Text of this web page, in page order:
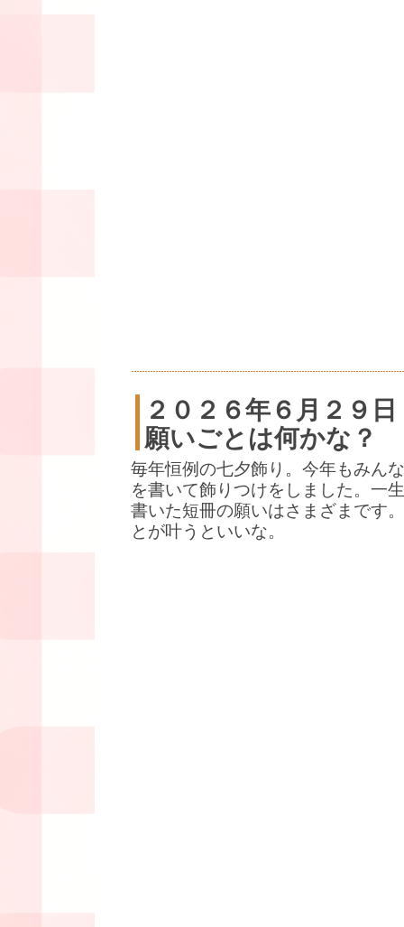
２０２６年６月２９日
願いごとは何かな？
毎年恒例の七夕飾り。今年もみん
を書いて飾りつけをしました。一
書いた短冊の願いはさまざまです
とが叶うといいな。